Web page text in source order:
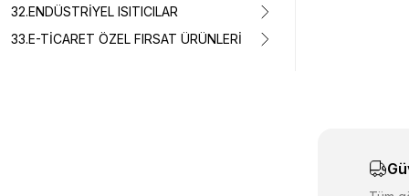
32.ENDÜSTRİYEL ISITICILAR
33.E-TİCARET ÖZEL FIRSAT ÜRÜNLERİ
Ürün fiyatı
Bu ürüne